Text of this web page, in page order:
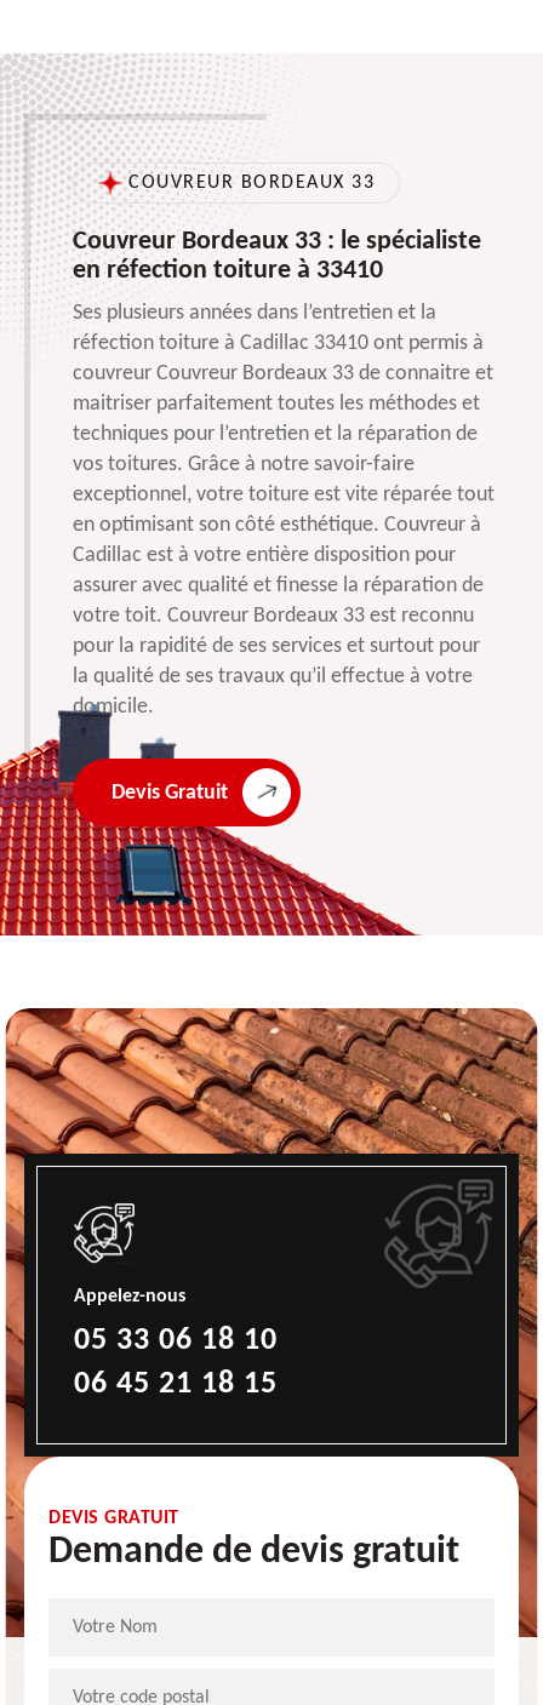
COUVREUR BORDEAUX 33
Couvreur Bordeaux 33 : le spécialiste
en réfection toiture à 33410
Ses plusieurs années dans l’entretien et la
réfection toiture à Cadillac 33410 ont permis à
couvreur Couvreur Bordeaux 33 de connaitre et
maitriser parfaitement toutes les méthodes et
techniques pour l’entretien et la réparation de
vos toitures. Grâce à notre savoir-faire
exceptionnel, votre toiture est vite réparée tout
en optimisant son côté esthétique. Couvreur à
Cadillac est à votre entière disposition pour
assurer avec qualité et finesse la réparation de
votre toit. Couvreur Bordeaux 33 est reconnu
pour la rapidité de ses services et surtout pour
la qualité de ses travaux qu’il effectue à votre
domicile.
Devis Gratuit
Appelez-nous
05 33 06 18 10
06 45 21 18 15
DEVIS GRATUIT
Demande de devis gratuit